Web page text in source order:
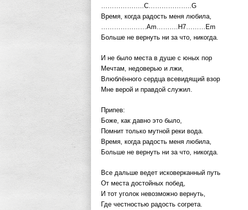
………………..C………………..G
Время, когда радость меня любила,
…………………Am……….H7………Em
Больше не вернуть ни за что, никогда.
И не было места в душе с юных пор
Мечтам, недоверью и лжи,
Влюблённого сердца всевидящий взор
Мне верой и правдой служил.
Припев:
Боже, как давно это было,
Помнит только мутной реки вода.
Время, когда радость меня любила,
Больше не вернуть ни за что, никогда.
Все дальше ведeт исковерканный путь
От места достойных побед,
И тот уголок невозможно вернуть,
Где честностью радость согрета.